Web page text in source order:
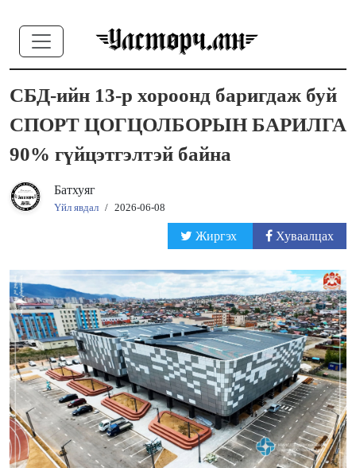
СБД-ийн 13-р хороонд баригдаж буй
СПОРТ ЦОГЦОЛБОРЫН БАРИЛГА
90% гүйцэтгэлтэй байна
Батхуяг
Үйл явдал / 2026-06-08
Жиргэх Хуваалцах